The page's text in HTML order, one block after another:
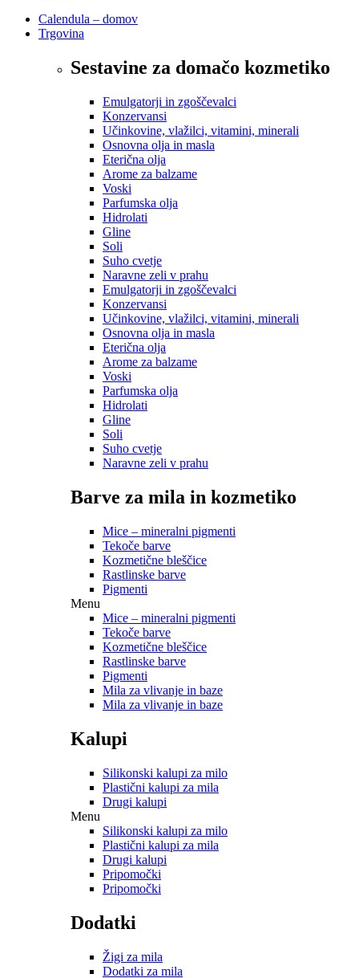
Calendula – domov
Trgovina
Sestavine za domačo kozmetiko
Emulgatorji in zgoščevalci
Konzervansi
Učinkovine, vlažilci, vitamini, minerali
Osnovna olja in masla
Eterična olja
Arome za balzame
Voski
Parfumska olja
Hidrolati
Gline
Soli
Suho cvetje
Naravne zeli v prahu
Emulgatorji in zgoščevalci
Konzervansi
Učinkovine, vlažilci, vitamini, minerali
Osnovna olja in masla
Eterična olja
Arome za balzame
Voski
Parfumska olja
Hidrolati
Gline
Soli
Suho cvetje
Naravne zeli v prahu
Barve za mila in kozmetiko
Mice – mineralni pigmenti
Tekoče barve
Kozmetične bleščice
Rastlinske barve
Pigmenti
Menu
Mice – mineralni pigmenti
Tekoče barve
Kozmetične bleščice
Rastlinske barve
Pigmenti
Mila za vlivanje in baze
Mila za vlivanje in baze
Kalupi
Silikonski kalupi za milo
Plastični kalupi za mila
Drugi kalupi
Menu
Silikonski kalupi za milo
Plastični kalupi za mila
Drugi kalupi
Pripomočki
Pripomočki
Dodatki
Žigi za mila
Dodatki za mila